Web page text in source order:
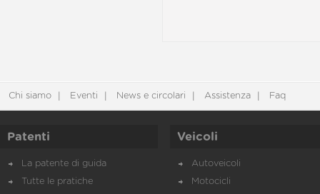
Chi siamo Eventi News e circolari Assistenza Faq
Patenti
La patente di guida
Tutte le pratiche
Veicoli
Autoveicoli
Motocicli